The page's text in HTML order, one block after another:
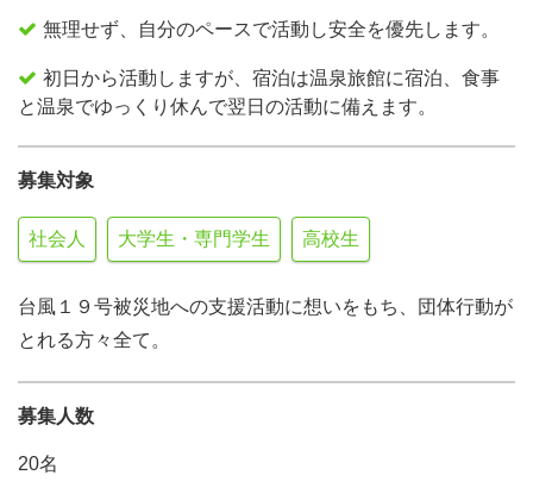
無理せず、自分のペースで活動し安全を優先します。
初日から活動しますが、宿泊は温泉旅館に宿泊、食事
と温泉でゆっくり休んで翌日の活動に備えます。
募集対象
社会人 大学生・専門学生 高校生
台風１９号被災地への支援活動に想いをもち、団体行動が
とれる方々全て。
募集人数
20名